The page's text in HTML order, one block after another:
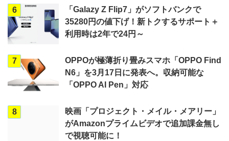
6
「Galazy Z Flip7」がソフトバンクで
35280円の値下げ！新トクするサポート＋
利用時は2年で24円～
7
OPPOが極薄折り畳みスマホ「OPPO Find
N6」を3月17日に発表へ。収納可能な
「OPPO AI Pen」対応
8
映画「プロジェクト・メイル・メアリー」
がAmazonプライムビデオで追加課金無し
で視聴可能に！